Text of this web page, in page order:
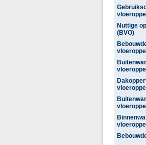
Nuttige
(BVO)